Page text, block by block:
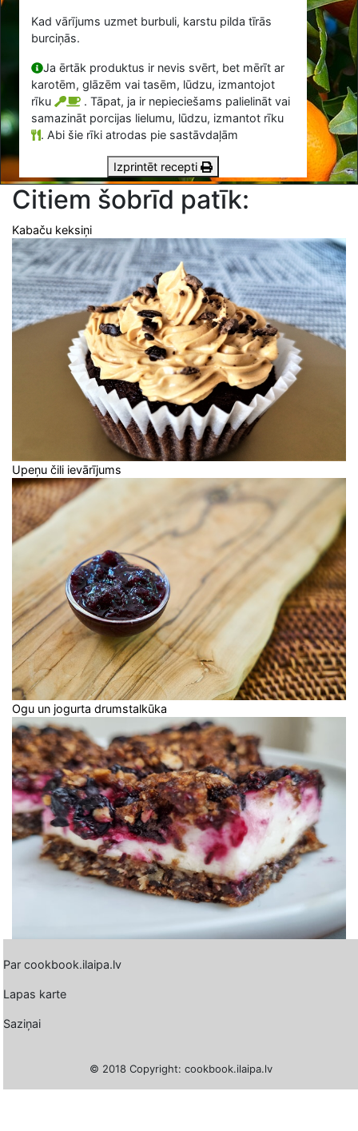
Kad vārījums uzmet burbuli, karstu pilda tīrās
burciņās.
Ja ērtāk produktus ir nevis svērt, bet mērīt ar
karotēm, glāzēm vai tasēm, lūdzu, izmantojot
rīku
. Tāpat, ja ir nepieciešams palielināt vai
samazināt porcijas lielumu, lūdzu, izmantot rīku
. Abi šie rīki atrodas pie sastāvdaļām
Izprintēt recepti
Citiem šobrīd patīk:
Kabaču keksiņi
Upeņu čili ievārījums
Ogu un jogurta drumstalkūka
Par cookbook.ilaipa.lv
Lapas karte
Saziņai
© 2018 Copyright: cookbook.ilaipa.lv